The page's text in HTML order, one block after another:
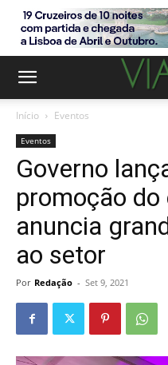
Início Eventos
Eventos
Governo
promoção
anuncia
ao setor
Por Redação - Set 9, 2021